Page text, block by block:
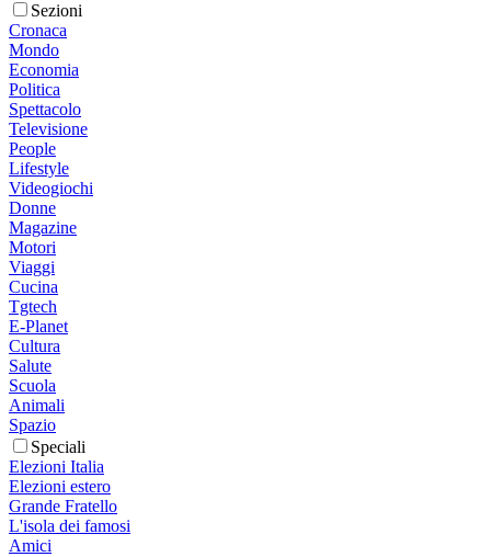
Sezioni
Cronaca
Mondo
Economia
Politica
Spettacolo
Televisione
People
Lifestyle
Videogiochi
Donne
Magazine
Motori
Viaggi
Cucina
Tgtech
E-Planet
Cultura
Salute
Scuola
Animali
Spazio
Speciali
Elezioni Italia
Elezioni estero
Grande Fratello
L'isola dei famosi
Amici